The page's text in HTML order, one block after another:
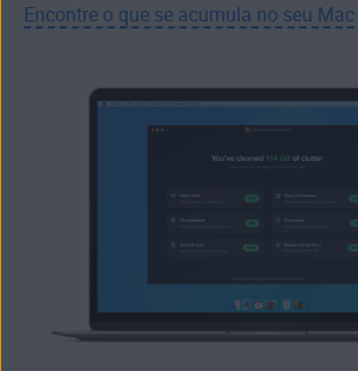
Encontre o que se acumula no seu Mac